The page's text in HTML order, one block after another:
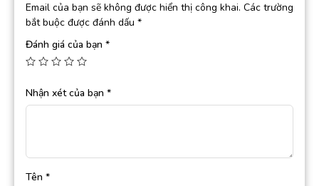
Email của bạn sẽ không được hiển thị công khai. Các trường
bắt buộc được đánh dấu *
Đánh giá của bạn *
Nhận xét của bạn *
Tên *